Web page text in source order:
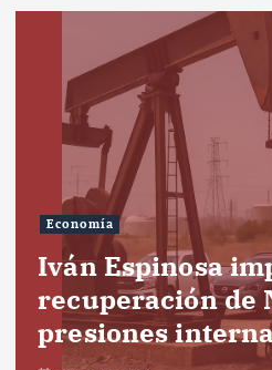
Economía
Iván Espinosa
recuperación de
presiones